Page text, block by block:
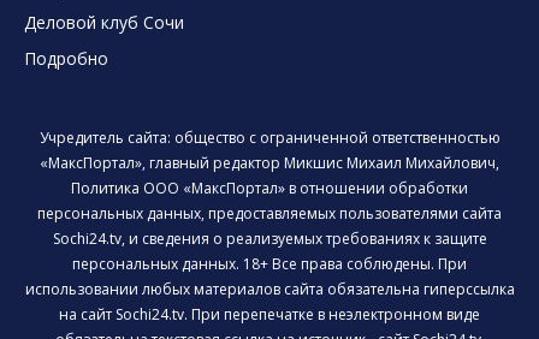
Деловой клуб Сочи
Подробно
Учредитель сайта: общество с ограниченной ответственностью
«МаксПортал», главный редактор Микшис Михаил Михайлович,
Политика ООО «МаксПортал» в отношении обработки
персональных данных, предоставляемых пользователями сайта
Sochi24.tv, и сведения о реализуемых требованиях к защите
персональных данных. 18+ Все права соблюдены. При
использовании любых материалов сайта обязательна гиперссылка
на сайт Sochi24.tv. При перепечатке в неэлектронном виде